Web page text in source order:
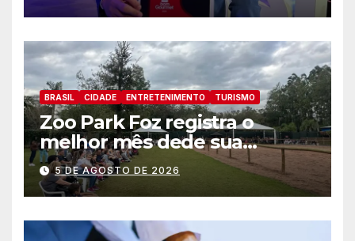
BRASIL CIDADE ENTRETENIMENTO TURISMO
Zoo Park Foz registra o
melhor mês dede sua
inauguração
5 DE AGOSTO DE 2026